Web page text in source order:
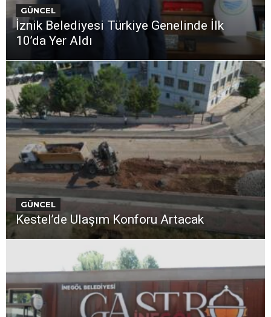
GÜNCEL
İznik Belediyesi Türkiye Genelinde İlk
10’da Yer Aldı
GÜNCEL
Kestel’de Ulaşım Konforu Artacak